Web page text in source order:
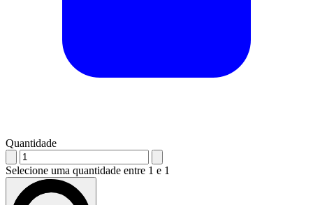
Quantidade
Selecione uma quantidade entre 1 e 1